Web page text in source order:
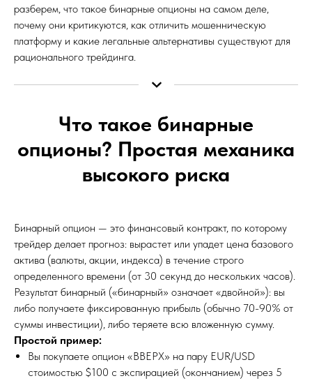
разберем, что такое бинарные опционы на самом деле,
почему они критикуются, как отличить мошенническую
платформу и какие легальные альтернативы существуют для
рационального трейдинга.
Что такое бинарные
опционы? Простая механика
высокого риска
Бинарный опцион — это финансовый контракт, по которому
трейдер делает прогноз: вырастет или упадет цена базового
актива (валюты, акции, индекса) в течение строго
определенного времени (от 30 секунд до нескольких часов).
Результат бинарный («бинарный» означает «двойной»): вы
либо получаете фиксированную прибыль (обычно 70-90% от
суммы инвестиции), либо теряете всю вложенную сумму.
Простой пример:
Вы покупаете опцион «ВВЕРХ» на пару EUR/USD
стоимостью $100 с экспирацией (окончанием) через 5